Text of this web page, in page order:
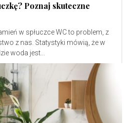
Poznaj skuteczne
w spłuczce WC to problem, z
z nas. Statystyki mówią, że w
woda jest...